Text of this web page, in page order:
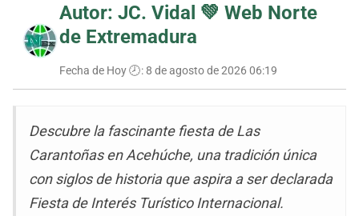
Autor: JC. Vidal 💚 Web Norte
de Extremadura
Fecha de Hoy 🕗:8 de agosto de 2026 06:19
Descubre la fascinante fiesta de Las
Carantoñas en Acehúche, una tradición única
con siglos de historia que aspira a ser declarada
Fiesta de Interés Turístico Internacional.